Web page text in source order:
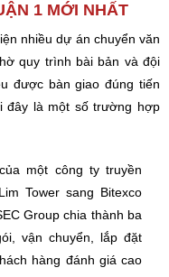
1 MỚI NHẤT
nhiều dự án chuyển văn
quy trình bài bản và đội
được bàn giao đúng tiến
đây là một số trường hợp
một công ty truyền
Tower sang Bitexco
Group chia thành ba
vận chuyển, lắp đặt
hàng đánh giá cao